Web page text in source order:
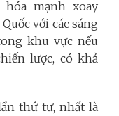
mạnh xoay
với các sáng
khu vực nếu
lược, có khả
thứ tư, nhất là